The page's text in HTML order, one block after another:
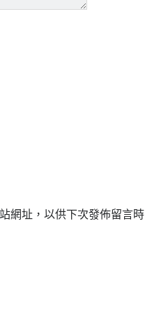
網址，以供下次發佈留言時